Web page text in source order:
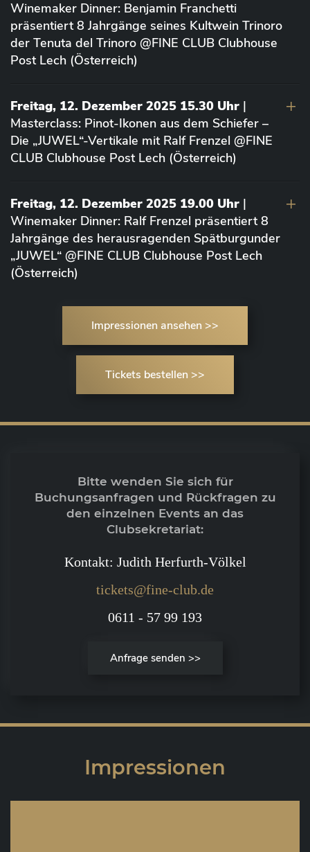
Winemaker Dinner: Benjamin Franchetti
präsentiert 8 Jahrgänge seines Kultwein Trinoro
der Tenuta del Trinoro @FINE CLUB Clubhouse
Post Lech (Österreich)
Freitag, 12. Dezember 2025 15.30 Uhr |
Masterclass: Pinot-Ikonen aus dem Schiefer –
Die „JUWEL“-Vertikale mit Ralf Frenzel @FINE
CLUB Clubhouse Post Lech (Österreich)
Freitag, 12. Dezember 2025 19.00 Uhr |
Winemaker Dinner: Ralf Frenzel präsentiert 8
Jahrgänge des herausragenden Spätburgunder
„JUWEL“ @FINE CLUB Clubhouse Post Lech
(Österreich)
Impressionen ansehen >>
Tickets bestellen >>
Bitte wenden Sie sich für
Buchungsanfragen und Rückfragen zu
den einzelnen Events an das
Clubsekretariat:
Kontakt: Judith Herfurth-Völkel
tickets@fine-club.de
0611 - 57 99 193
Anfrage senden >>
Impressionen